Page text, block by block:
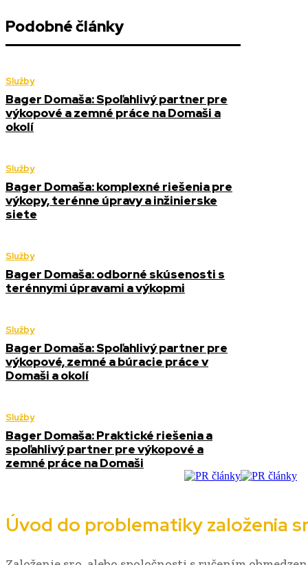
Podobné články
Služby
Bager Domaša: Spoľahlivý partner pre
výkopové a zemné práce na Domaši a
okolí
Služby
Bager Domaša: komplexné riešenia pre
výkopy, terénne úpravy a inžinierske
siete
Služby
Bager Domaša: odborné skúsenosti s
terénnymi úpravami a výkopmi
Služby
Bager Domaša: Spoľahlivý partner pre
výkopové, zemné a búracie práce v
Domaši a okolí
Služby
Bager Domaša: Praktické riešenia a
spoľahlivý partner pre výkopové a
zemné práce na Domaši
Úvod do problematiky založenia